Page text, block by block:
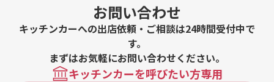
お問い合わせ
キッチンカーへの出店依頼・ご相談は24時間受付中で
す。
まずはお気軽にお問い合わせください。
キッチンカーを呼びたい方専用